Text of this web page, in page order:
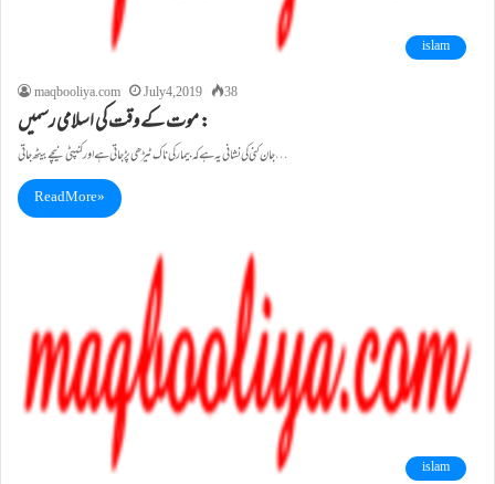
islam
maqbooliya.com
July 4, 2019 38
موت کے وقت کی اسلامی رسمیں :
جان کنی کی نشانی یہ ہے کہ بیمار کی ناک ٹیڑھی پڑ جاتی ہے اورکنپٹی نیچے بیٹھ جاتی…
Read More »
islam